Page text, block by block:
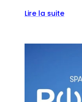
Lire la suite